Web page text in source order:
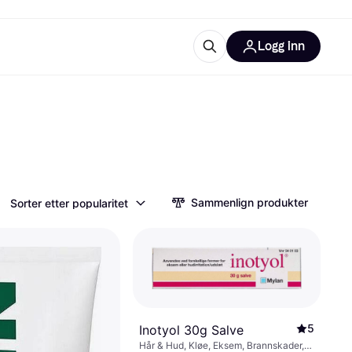
Logg inn
Sorter etter popularitet Sammenlign produkter
Inotyol 30g Salve 5
Hår & Hud, Kløe, Eksem, Brannskader,